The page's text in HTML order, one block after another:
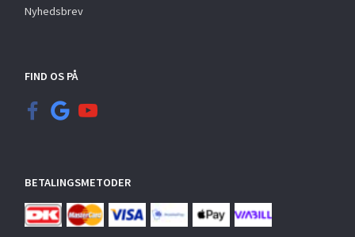
Nyhedsbrev
FIND OS PÅ
BETALINGSMETODER